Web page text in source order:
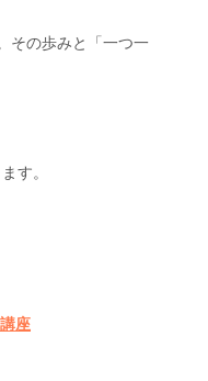
その歩みと「一つ一
す。
座